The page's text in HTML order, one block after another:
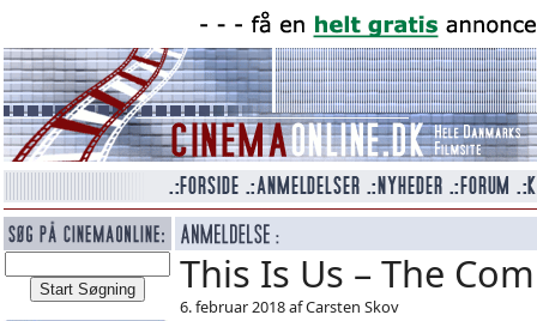
This Is Us – The
6. februar 2018 af Carsten Skov